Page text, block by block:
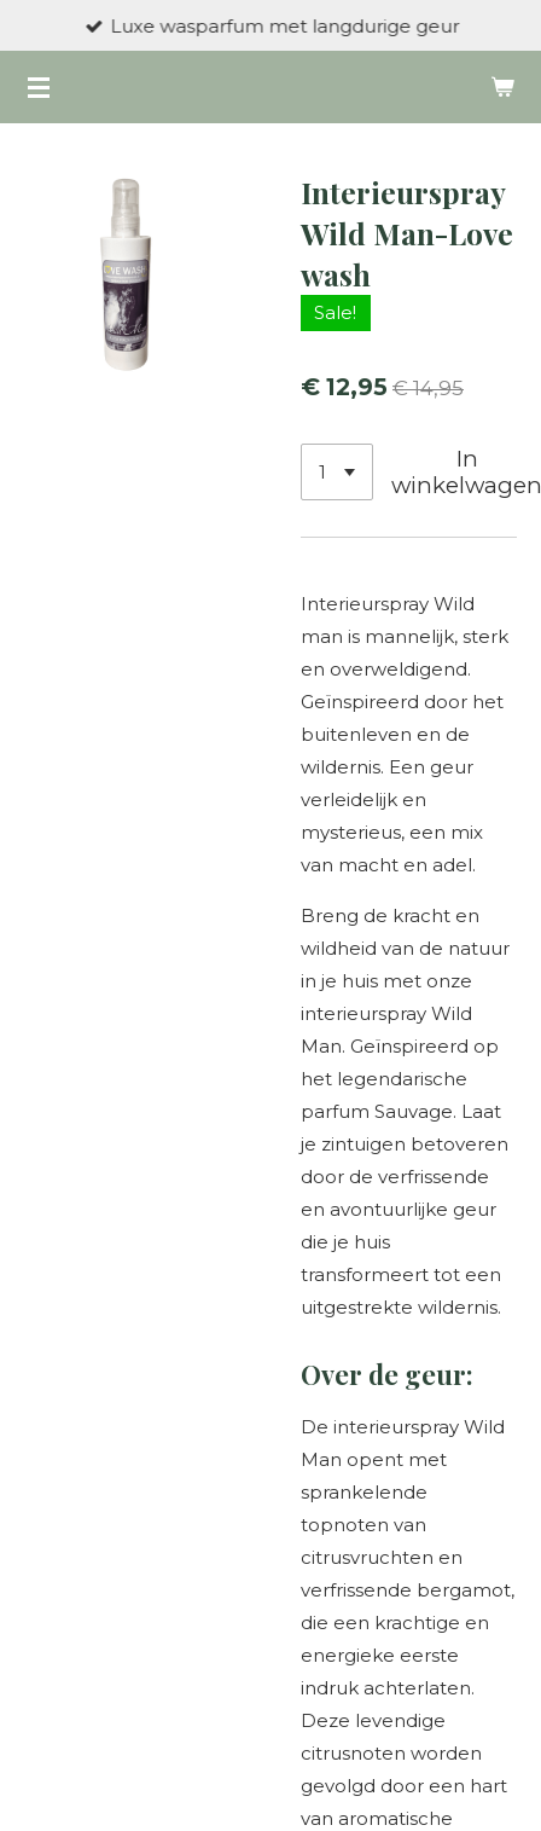
naar
de
Luxe wasparfum met langdurige geur
Interieurspray
Wild Man-Love
wash
Sale!
€ 12,95 € 14,95
In
Interieurspray Wild
man is mannelijk, sterk
en overweldigend.
Geïnspireerd door het
buitenleven en de
wildernis. Een geur
verleidelijk en
mysterieus, een mix
van macht en adel.
Breng de kracht en
wildheid van de natuur
in je huis met onze
interieurspray Wild
Man. Geïnspireerd op
het legendarische
parfum Sauvage. Laat
je zintuigen betoveren
door de verfrissende
en avontuurlijke geur
die je huis
transformeert tot een
uitgestrekte wildernis.
Over de geur:
De interieurspray Wild
Man opent met
sprankelende
topnoten van
citrusvruchten en
verfrissende bergamot,
die een krachtige en
energieke eerste
indruk achterlaten.
Deze levendige
citrusnoten worden
gevolgd door een hart
van aromatische